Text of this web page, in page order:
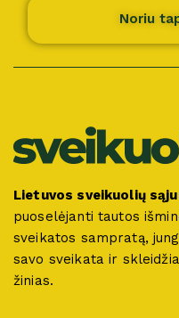
Noriu
Lietuvos sveikuolių
puoselėjanti tautos
sveikatos sampratą,
savo sveikata ir
žinias.